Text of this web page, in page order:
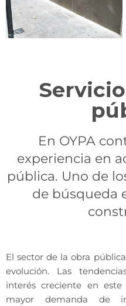
MINISTERIO DE
TRABAJO Y
En OYPA
experiencia en
pública. Uno de
de búsqueda
El sector de la obra
evolución. Las
interés creciente en
mayor demanda de